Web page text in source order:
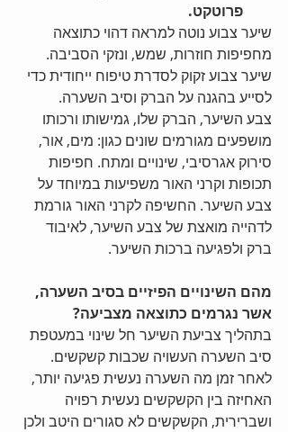
פרוטקט.
שיער צבוע נוטה למראה דהוי כתוצאה
מחפיפות חוזרות, שמש, ונזקי הסביבה.
שיער צבוע זקוק לסדרת טיפוח ייחודית כדי
לסייע בהגנה על הברק וסיב השערה.
צבע השיער, הברק שלו, גמישותו ורכותו
מושפעים מגורמים שונים כגון: מים, אור,
סירוק אגרסיבי, שינויים ומתח. חפיפות
תכופות וקרני האור משפיעות במיוחד על
צבע השיער. החשיפה לקרני האור גורמת
לדהייה מואצת של צבע השיער, לאיבוד
ברק ולפגיעה ברכות השיער.
מהם השינויים הפיזיים בסיב השערה,
אשר נגרמים כתוצאה מצביעה?
בתהליך צביעת השיער חל שינוי במעטפת
סיב השערה העשויה שכבות קשקשים.
לאחר זמן מה השערה נעשית פגיעה יותר,
האחיזה בין הקשקשים נעשית רפויה
ושברירית, הקשקשים לא סגורים היטב ולכן